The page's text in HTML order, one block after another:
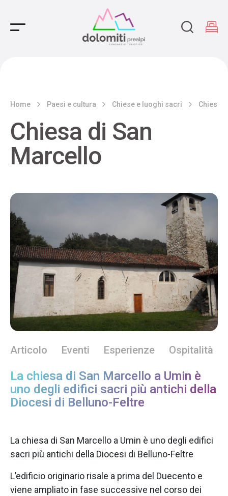
Main Navigation
Home Paesi e cultura Chiese e luoghi sacri Chiesa
Chiesa di San
Marcello
Articolo Eventi Esperienze Ospitalità
La chiesa di San Marcello a Umin è
uno degli edifici sacri più antichi della
Diocesi di Belluno-Feltre
La chiesa di San Marcello a Umin è uno degli edifici
sacri più antichi della Diocesi di Belluno-Feltre
L’edificio originario risale a prima del Duecento e
viene ampliato in fase successive nel corso dei